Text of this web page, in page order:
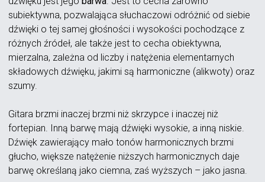
subiektywna, pozwalająca słuchaczowi odróżnić od siebie
dźwięki o tej samej głośności i wysokości pochodzące z
różnych źródeł, ale także jest to cecha obiektywna,
mierzalna, zależna od liczby i natężenia elementarnych
składowych dźwięku, jakimi są harmoniczne (alikwoty) oraz
szumy.
Gitara brzmi inaczej brzmi niż skrzypce i inaczej niż
fortepian. Inną barwę mają dźwięki wysokie, a inną niskie.
Dźwięk zawierający mało tonów harmonicznych brzmi
głucho, większe natężenie niższych harmonicznych daje
barwę określaną jako ciemna, zaś wyższych – jako jasna.